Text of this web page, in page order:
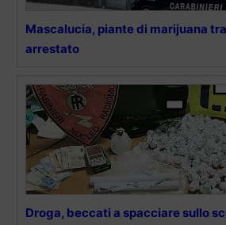
Mascalucia, piante di marijuana
arrestato
Droga, beccati a spacciare sullo